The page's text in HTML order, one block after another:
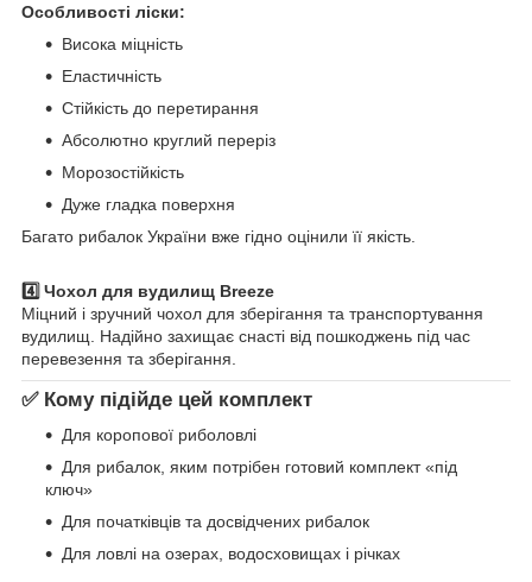
Особливості ліски:
Висока міцність
Еластичність
Стійкість до перетирання
Абсолютно круглий переріз
Морозостійкість
Дуже гладка поверхня
Багато рибалок України вже гідно оцінили її якість.
4️⃣ Чохол для вудилищ Breeze
Міцний і зручний чохол для зберігання та транспортування
вудилищ. Надійно захищає снасті від пошкоджень під час
перевезення та зберігання.
✅ Кому підійде цей комплект
Для коропової риболовлі
Для рибалок, яким потрібен готовий комплект «під
ключ»
Для початківців та досвідчених рибалок
Для ловлі на озерах, водосховищах і річках